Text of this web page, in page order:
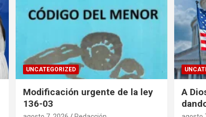
UNCATEGORIZED
Modificación urgente de la ley
136-03
A